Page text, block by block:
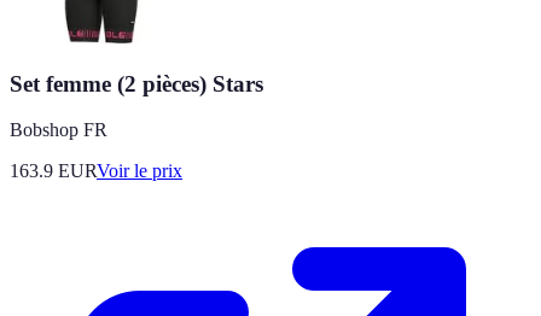
Set femme (2 pièces) Stars
Bobshop FR
163.9 EURVoir le prix